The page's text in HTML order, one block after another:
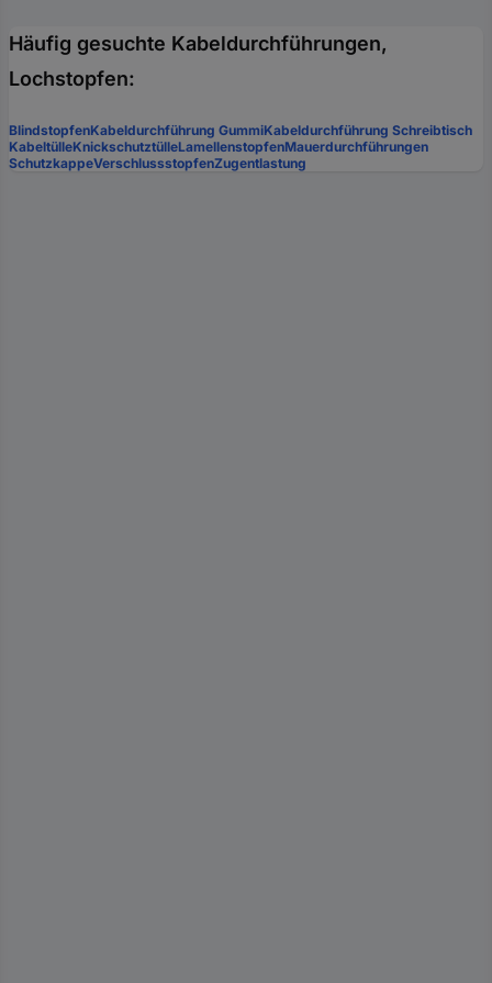
Häufig gesuchte Kabeldurchführungen,
Lochstopfen:
BlindstopfenKabeldurchführung GummiKabeldurchführung Schreibtisch
KabeltülleKnickschutztülleLamellenstopfenMauerdurchführungen
SchutzkappeVerschlussstopfenZugentlastung